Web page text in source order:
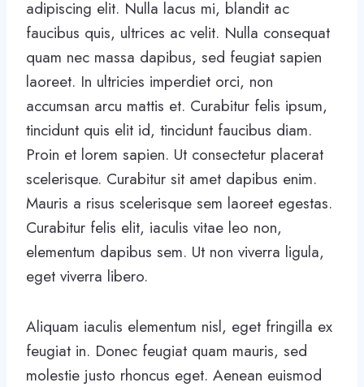
adipiscing elit. Nulla lacus mi, blandit ac
faucibus quis, ultrices ac velit. Nulla consequat
quam nec massa dapibus, sed feugiat sapien
laoreet. In ultricies imperdiet orci, non
accumsan arcu mattis et. Curabitur felis ipsum,
tincidunt quis elit id, tincidunt faucibus diam.
Proin et lorem sapien. Ut consectetur placerat
scelerisque. Curabitur sit amet dapibus enim.
Mauris a risus scelerisque sem laoreet egestas.
Curabitur felis elit, iaculis vitae leo non,
elementum dapibus sem. Ut non viverra ligula,
eget viverra libero.
Aliquam iaculis elementum nisl, eget fringilla ex
feugiat in. Donec feugiat quam mauris, sed
molestie justo rhoncus eget. Aenean euismod